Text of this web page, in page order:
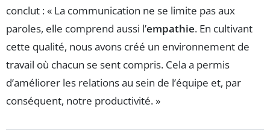
conclut : « La communication ne se limite pas aux
paroles, elle comprend aussi l’empathie. En cultivant
cette qualité, nous avons créé un environnement de
travail où chacun se sent compris. Cela a permis
d’améliorer les relations au sein de l’équipe et, par
conséquent, notre productivité. »